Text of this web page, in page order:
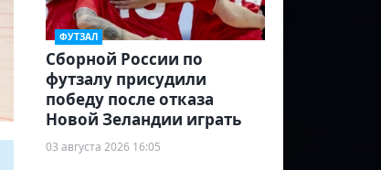
ФУТЗАЛ
Сборной России по
футзалу присудили
победу после отказа
Новой Зеландии играть
03 августа 2026 16:05